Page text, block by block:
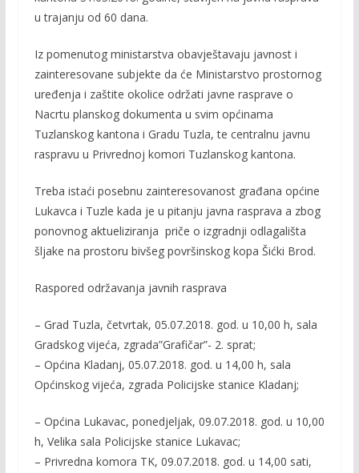
u trajanju od 60 dana.
Iz pomenutog ministarstva obavještavaju javnost i
zainteresovane subjekte da će Ministarstvo prostornog
uređenja i zaštite okolice održati javne rasprave o
Nacrtu planskog dokumenta u svim općinama
Tuzlanskog kantona i Gradu Tuzla, te centralnu javnu
raspravu u Privrednoj komori Tuzlanskog kantona.
Treba istaći posebnu zainteresovanost građana općine
Lukavca i Tuzle kada je u pitanju javna rasprava a zbog
ponovnog aktueliziranja priče o izgradnji odlagališta
šljake na prostoru bivšeg površinskog kopa Šićki Brod.
Raspored održavanja javnih rasprava
– Grad Tuzla, četvrtak, 05.07.2018. god. u 10,00 h, sala
Gradskog vijeća, zgrada”Grafičar”- 2. sprat;
– Općina Kladanj, 05.07.2018. god. u 14,00 h, sala
Općinskog vijeća, zgrada Policijske stanice Kladanj;
– Općina Lukavac, ponedjeljak, 09.07.2018. god. u 10,00
h, Velika sala Policijske stanice Lukavac;
– Privredna komora TK, 09.07.2018. god. u 14,00 sati,